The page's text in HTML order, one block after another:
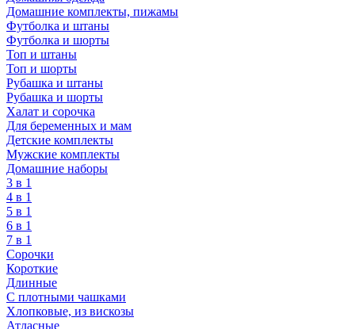
Домашние комплекты, пижамы
Футболка и штаны
Футболка и шорты
Топ и штаны
Топ и шорты
Рубашка и штаны
Рубашка и шорты
Халат и сорочка
Для беременных и мам
Детские комплекты
Мужские комплекты
Домашние наборы
3 в 1
4 в 1
5 в 1
6 в 1
7 в 1
Сорочки
Короткие
Длинные
С плотными чашками
Хлопковые, из вискозы
Атласные